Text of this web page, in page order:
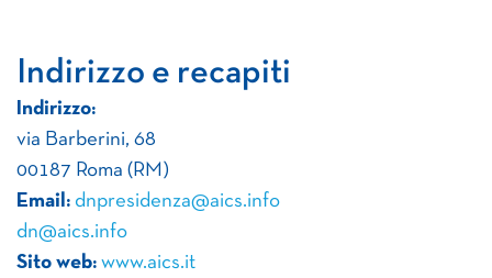
Indirizzo e recapiti
Indirizzo:
via Barberini, 68
00187 Roma (RM)
Email: dnpresidenza@aics.info
dn@aics.info
Sito web: www.aics.it